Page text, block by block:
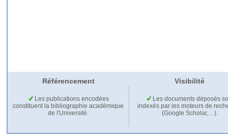
Référencement Visibilité
Les publications encodées
constituent la bibliographie académique
de l'Université.
Les documents déposés
indexés par les moteurs de
(Google Scholar,…).